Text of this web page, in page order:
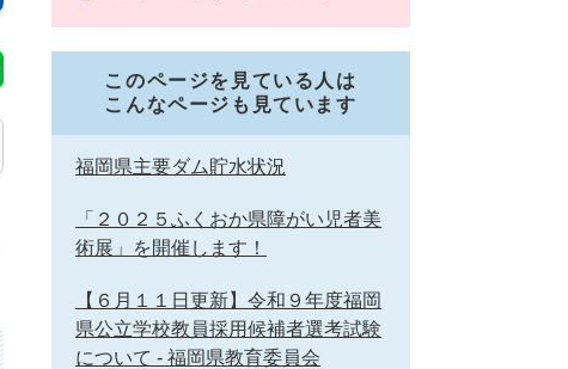
このページを見ている人は
こんなページも見ています
福岡県主要ダム貯水状況
「２０２５ふくおか県障がい児者美
術展」を開催します！
【６月１１日更新】令和９年度福岡
県公立学校教員採用候補者選考試験
について - 福岡県教育委員会